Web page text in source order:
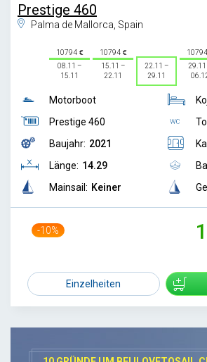
Prestige 460
Palma de Mallorca, Spain
10794
08.11 –
15.11
10794
15.11 –
22.11
22.11 –
29.11
10794
29.11
Motorboot
Prestige 460
Baujahr: 2021
Länge: 14.29
Mainsail: Keiner
-10%
Einzelheiten